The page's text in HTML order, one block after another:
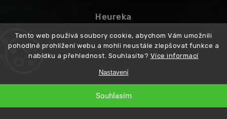
Tento web používá soubory cookie, abychom Vám umožnili
pohodlné prohlížení webu a mohli neustále zlepšovat funkce a
nabídku a přehlednost. Souhlasíte? Více informací
Nastavení
Souhlasím
Heureka